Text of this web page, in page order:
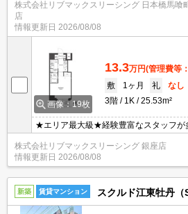
社に一度も来店せずとも問題ありません
ている物件も全てご紹介可能になりま
し付けください★
株式会社リブマックスリーシング 日本橋馬喰町
店
情報更新日 2026/08/08
画像：19枚
13.3万円(管理費等
敷
1ヶ月 礼
なし
3階
1K 25.53m²
★エリア最大級★経験豊富なスタッフが多
社に一度も来店せずとも問題ありませ
ている物件も全てご紹介可能になりま
し付けください★
株式会社リブマックスリーシング 銀座店
情報更新日 2026/08/08
新築 賃貸マンション スクルド江東牡丹（